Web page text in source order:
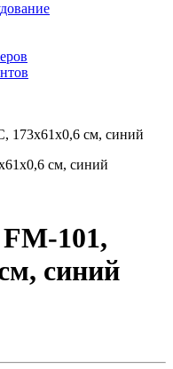
173x61x0,6 см, синий
см, синий
101,
синий